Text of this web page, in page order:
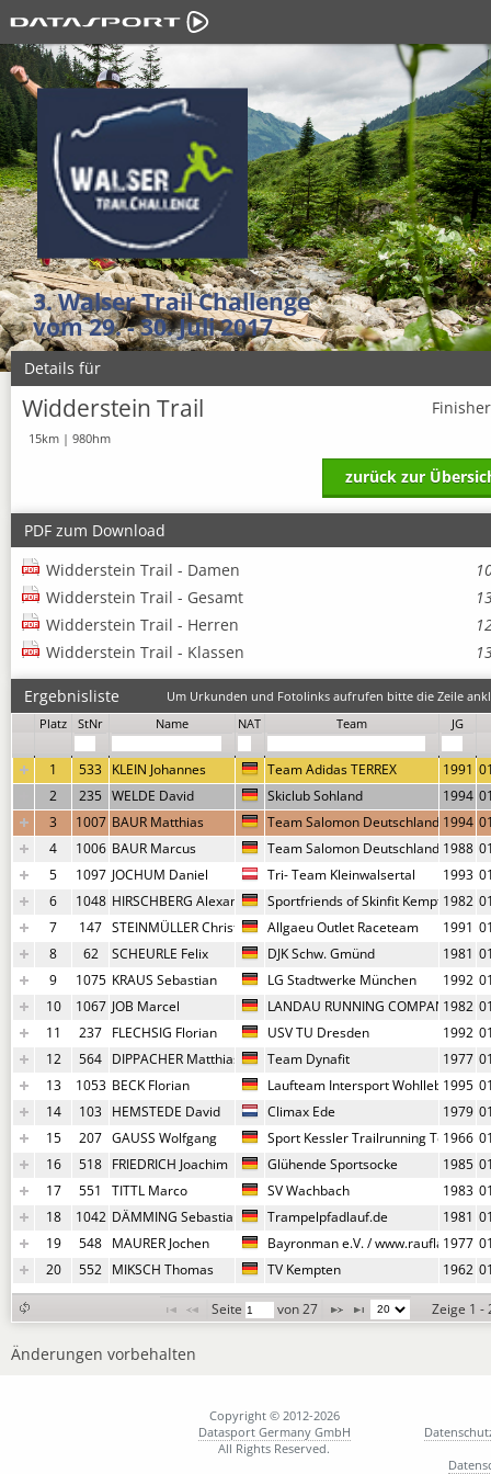
3. Walser Trail Challenge
vom 29. - 30. Juli 2017
Details für
Widderstein Trail
15km | 980hm
zurück zur
PDF zum Download
Widderstein Trail - Damen
Widderstein Trail - Gesamt
Widderstein Trail - Herren
Widderstein Trail - Klassen
Ergebnisliste
Um Urkunden und Fotolinks aufrufen bitte die Zeile
Platz
StNr Name NAT Team JG
1 533 KLEIN Johannes Team Adidas TERREX 1991
2
235 WELDE David Skiclub Sohland 1994
3
1007 BAUR Matthias Team Salomon Deutschland 1994
4
1006 BAUR Marcus Team Salomon Deutschland 1988
5
1097 JOCHUM Daniel Tri- Team Kleinwalsertal 1993
6
1048 HIRSCHBERG Alexander Sportfriends of Skinfit Kempten1982
7
147 STEINMÜLLER Christoph Allgaeu Outlet Raceteam 1991
8
62 SCHEURLE Felix DJK Schw. Gmünd 1981
9
1075 KRAUS Sebastian LG Stadtwerke München 1992
10
1067 JOB Marcel LANDAU RUNNING COMPANY1982
11
237 FLECHSIG Florian USV TU Dresden 1992
12
564 DIPPACHER Matthias Team Dynafit 1977
13
1053 BECK Florian Laufteam Intersport Wohlleben - Tg
1995
14
103 HEMSTEDE David Climax Ede 1979
15
207 GAUSS Wolfgang Sport Kessler Trailrunning Team
1966
16
518 FRIEDRICH Joachim Glühende Sportsocke 1985
17
551 TITTL Marco SV Wachbach 1983
18
1042 DÄMMING Sebastian Trampelpfadlauf.de 1981
19
548 MAURER Jochen Bayronman e.V. / www.rauflauf.com
1977
20
552 MIKSCH Thomas TV Kempten 1962
Seite von 27 Zeige 1 -
Änderungen vorbehalten
Copyright © 2012-2026
Datasport Germany GmbH
All Rights Reserved.